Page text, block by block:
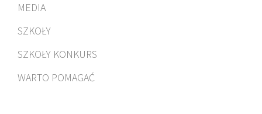
MEDIA
SZKOŁY
SZKOŁY KONKURS
WARTO POMAGAĆ